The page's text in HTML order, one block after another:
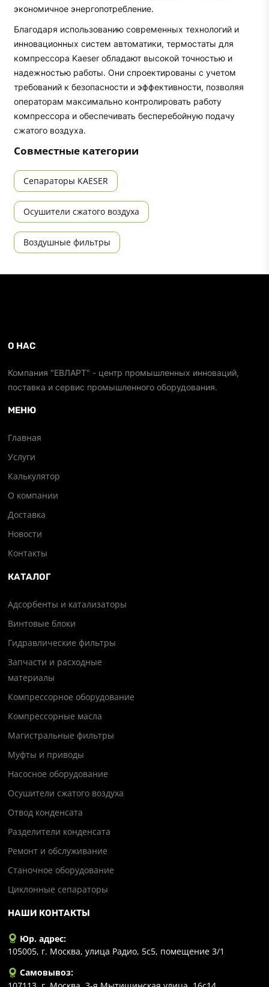
экономичное энергопотребление.
Благодаря использованию современных технологий и
инновационных систем автоматики, термостаты для
компрессора Kaeser обладают высокой точностью и
надежностью работы. Они спроектированы с учетом
требований к безопасности и эффективности, позволяя
операторам максимально контролировать работу
компрессора и обеспечивать бесперебойную подачу
сжатого воздуха.
Совместные категории
Сепараторы KAESER
Осушители сжатого воздуха
Воздушные фильтры
О НАС
Компания "ЕВЛАРТ" - центр промышленных инноваций,
поставка и сервис промышленного оборудования.
МЕНЮ
Главная
Услуги
Калькулятор
О компании
Доставка
Новости
Контакты
КАТАЛОГ
Адсорбенты и катализаторы
Винтовые блоки
Гидравлические фильтры
Запчасти и расходные
материалы
Компрессорное оборудование
Компрессорные масла
Магистральные фильтры
Муфты и приводы
Насосное оборудование
Осушители сжатого воздуха
Отвод конденсата
Разделители конденсата
Ремонт и обслуживание
Станочное оборудование
Циклонные сепараторы
НАШИ КОНТАКТЫ
Юр. адрес:
105005, г. Москва, улица Радио, 5с5, помещение 3/1
Самовывоз: